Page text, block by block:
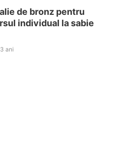
de bronz pentru
individual la sabie
3 ani